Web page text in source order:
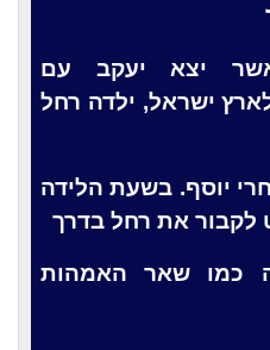
יצא יעקב עם
ישראל, ילדה רחל
יוסף. בשעת הלידה
לקבור את רחל בדרך
כמו שאר האמהות